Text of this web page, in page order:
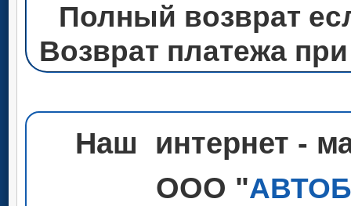
Полный возврат
Возврат платежа
Наш интернет -
ООО "